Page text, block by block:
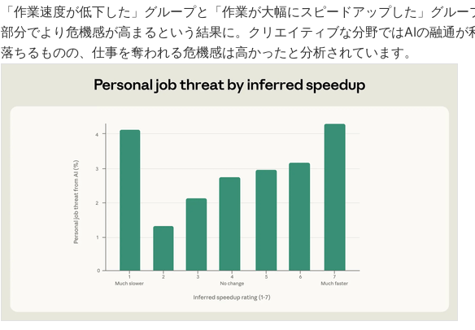
「作業速度が低下した」グループと「作業が大幅にスピードアップした」グル
部分でより危機感が高まるという結果に。クリエイティブな分野ではAIの融通が
落ちるものの、仕事を奪われる危機感は高かったと分析されています。